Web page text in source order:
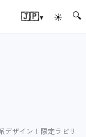
🇯🇵▾ ☀ 🔍
ザイン！限定ラビリ